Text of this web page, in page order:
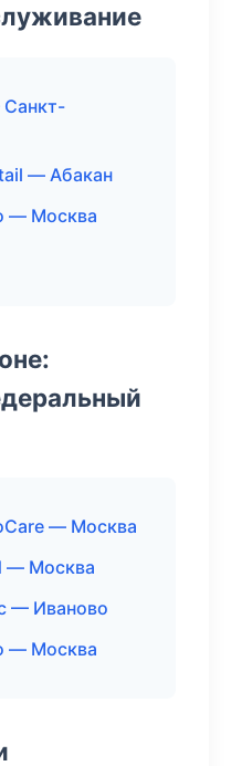
— Абакан
— Москва
— Москва
— Москва
— Иваново
— Москва